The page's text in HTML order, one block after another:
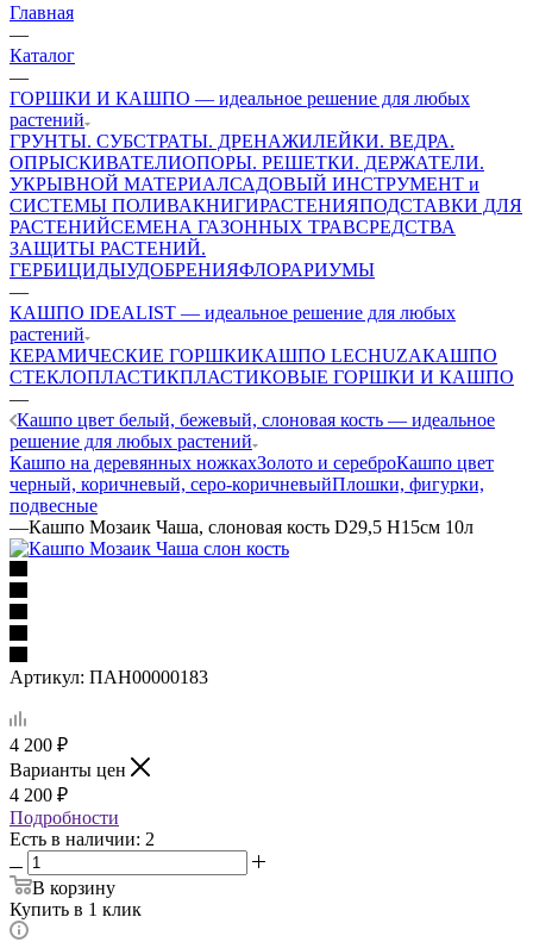
Главная
—
Каталог
—
ГОРШКИ И КАШПО — идеальное решение для любых
растений
ГРУНТЫ. СУБСТРАТЫ. ДРЕНАЖИЛЕЙКИ. ВЕДРА.
ОПРЫСКИВАТЕЛИОПОРЫ. РЕШЕТКИ. ДЕРЖАТЕЛИ.
УКРЫВНОЙ МАТЕРИАЛСАДОВЫЙ ИНСТРУМЕНТ и
СИСТЕМЫ ПОЛИВАКНИГИРАСТЕНИЯПОДСТАВКИ ДЛЯ
РАСТЕНИЙСЕМЕНА ГАЗОННЫХ ТРАВСРЕДСТВА
ЗАЩИТЫ РАСТЕНИЙ.
ГЕРБИЦИДЫУДОБРЕНИЯФЛОРАРИУМЫ
—
КАШПО IDEALIST — идеальное решение для любых
растений
КЕРАМИЧЕСКИЕ ГОРШКИКАШПО LECHUZAКАШПО
СТЕКЛОПЛАСТИКПЛАСТИКОВЫЕ ГОРШКИ И КАШПО
—
Кашпо цвет белый, бежевый, слоновая кость — идеальное
решение для любых растений
Кашпо на деревянных ножкахЗолото и сереброКашпо цвет
черный, коричневый, серо-коричневыйПлошки, фигурки,
подвесные
—Кашпо Мозаик Чаша, слоновая кость D29,5 H15cм 10л
Артикул: ПАН00000183
4 200 ₽
Варианты цен
4 200 ₽
Подробности
Есть в наличии: 2
В корзину
Купить в 1 клик